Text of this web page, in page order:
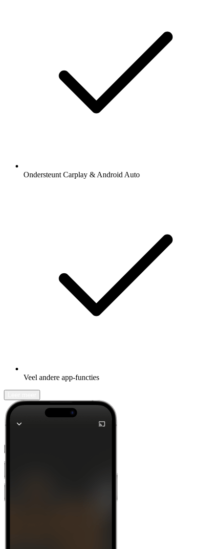
Ondersteunt Carplay & Android Auto
Veel andere app-functies